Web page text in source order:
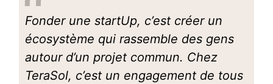
Fonder une startUp, c’est créer un
écosystème qui rassemble des gens
autour d’un projet commun. Chez
TeraSol, c’est un engagement de tous